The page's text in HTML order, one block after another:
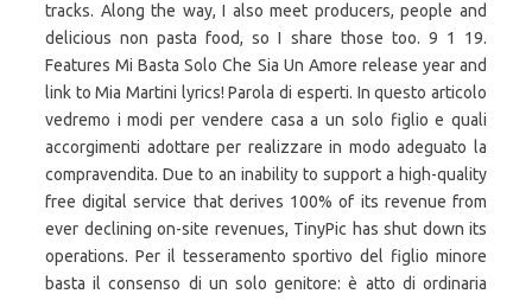
tracks. Along the way, I also meet producers, people and
delicious non pasta food, so I share those too. 9 1 19.
Features Mi Basta Solo Che Sia Un Amore release year and
link to Mia Martini lyrics! Parola di esperti. In questo articolo
vedremo i modi per vendere casa a un solo figlio e quali
accorgimenti adottare per realizzare in modo adeguato la
compravendita. Due to an inability to support a high-quality
free digital service that derives 100% of its revenue from
ever declining on-site revenues, TinyPic has shut down its
operations. Per il tesseramento sportivo del figlio minore
basta il consenso di un solo genitore: è atto di ordinaria